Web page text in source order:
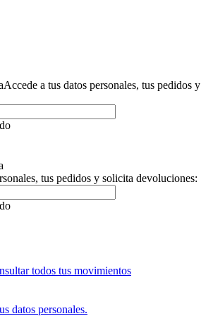
Accede a tus datos personales, tus pedidos y
tus pedidos y solicita devoluciones:
todos tus movimientos
datos personales.